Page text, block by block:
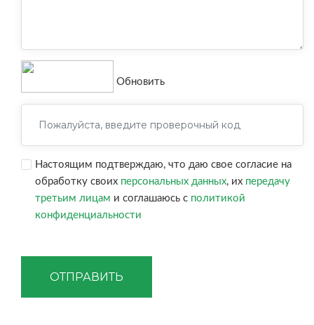
Обновить
Настоящим подтверждаю, что даю свое согласие на
обработку своих персональных данных, их передачу
третьим лицам и соглашаюсь с политикой
конфиденциальности
ОТПРАВИТЬ